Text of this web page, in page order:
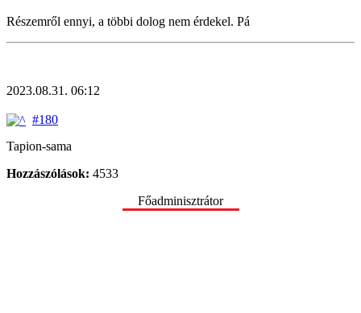
Részemről ennyi, a többi dolog nem érdekel. Pá
2023.08.31. 06:12
#180
Tapion-sama
Hozzászólások: 4533
Főadminisztrátor